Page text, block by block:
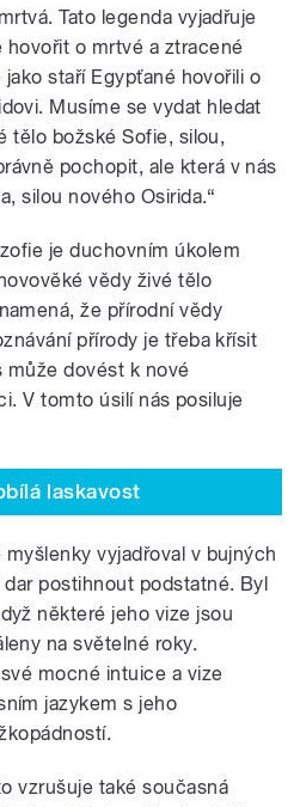
Tato legenda vyjadřuje
hovořit o mrtvé a ztracené
staří Egypťané hovořili o
Musíme se vydat hledat
tělo božské Sofie, silou,
pochopit, ale která v nás
silou nového Osirida.“
je duchovním úkolem
vědy živé tělo
že přírodní vědy
přírody je třeba křísit
může dovést k nové
V tomto úsilí nás posiluje
laskavost
vyjadřoval v bujných
postihnout podstatné. Byl
některé jeho vize jsou
na světelné roky.
mocné intuice a vize
jazykem s jeho
vzrušuje také současná